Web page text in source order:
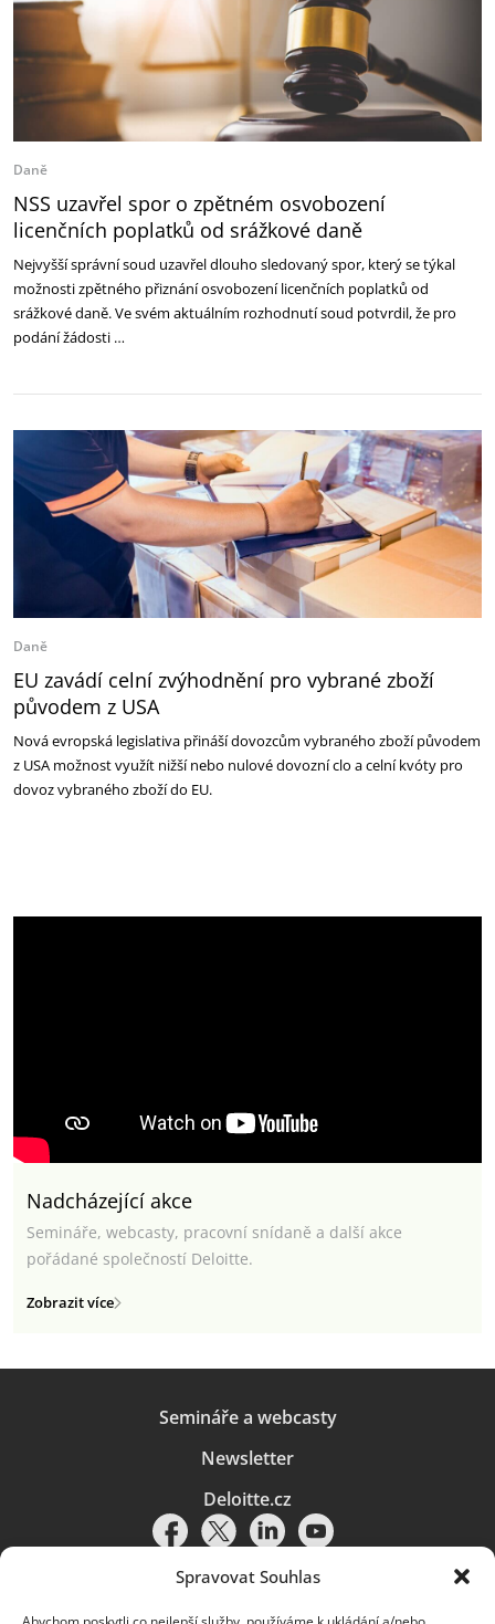
Spravovat Souhlas
Daně
NSS uzavřel spor o zpětném osvobození
licenčních poplatků od srážkové daně
Nejvyšší správní soud uzavřel dlouho sledovaný spor, který se týkal
možnosti zpětného přiznání osvobození licenčních poplatků od
srážkové daně. Ve svém aktuálním rozhodnutí soud potvrdil, že pro
podání žádosti …
Daně
EU zavádí celní zvýhodnění pro vybrané zboží
původem z USA
Nová evropská legislativa přináší dovozcům vybraného zboží původem
z USA možnost využít nižší nebo nulové dovozní clo a celní kvóty pro
dovoz vybraného zboží do EU.
Nadcházející akce
Semináře, webcasty, pracovní snídaně a další akce
pořádané společností Deloitte.
Zobrazit více
Semináře a webcasty
Newsletter
Deloitte.cz